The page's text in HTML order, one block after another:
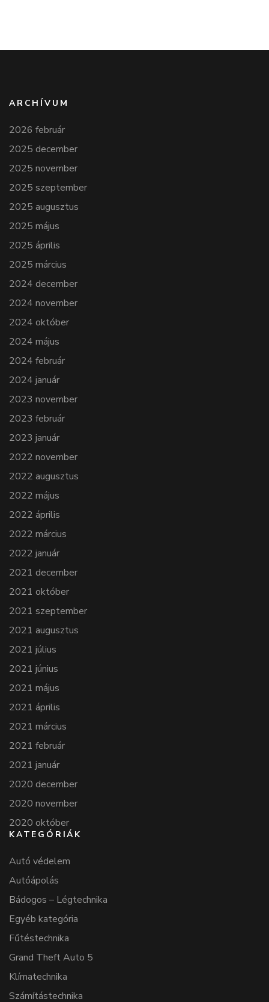
ARCHÍVUM
2026 február
2025 december
2025 november
2025 szeptember
2025 augusztus
2025 május
2025 április
2025 március
2024 december
2024 november
2024 október
2024 május
2024 február
2024 január
2023 november
2023 február
2023 január
2022 november
2022 augusztus
2022 május
2022 április
2022 március
2022 január
2021 december
2021 október
2021 szeptember
2021 augusztus
2021 július
2021 június
2021 május
2021 április
2021 március
2021 február
2021 január
2020 december
2020 november
2020 október
KATEGÓRIÁK
Autó védelem
Autóápolás
Bádogos – Légtechnika
Egyéb kategória
Fűtéstechnika
Grand Theft Auto 5
Klímatechnika
Számítástechnika